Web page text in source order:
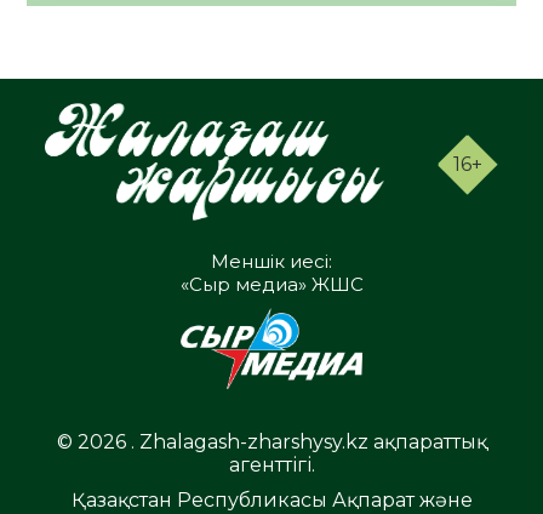
16+
Меншік иесі:
«Сыр медиа» ЖШС
© 2026 . Zhalagash-zharshysy.kz ақпараттық
агенттігі.
Қазақстан Республикасы Ақпарат және